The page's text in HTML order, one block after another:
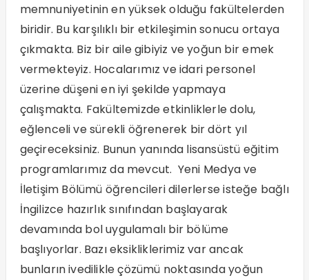
memnuniyetinin en yüksek olduğu fakültelerden
biridir. Bu karşılıklı bir etkileşimin sonucu ortaya
çıkmakta. Biz bir aile gibiyiz ve yoğun bir emek
vermekteyiz. Hocalarımız ve idari personel
üzerine düşeni en iyi şekilde yapmaya
çalışmakta. Fakültemizde etkinliklerle dolu,
eğlenceli ve sürekli öğrenerek bir dört yıl
geçireceksiniz. Bunun yanında lisansüstü eğitim
programlarımız da mevcut. Yeni Medya ve
İletişim Bölümü öğrencileri dilerlerse isteğe bağlı
İngilizce hazırlık sınıfından başlayarak
devamında bol uygulamalı bir bölüme
başlıyorlar. Bazı eksikliklerimiz var ancak
bunların ivedilikle çözümü noktasında yoğun